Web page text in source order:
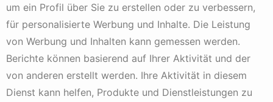
Umsatz des vorherigen Geschäftsjahres vergleichen.
Daraus lässt sich eine prozentuale Veränderung
berechnen.
Umsatz vergangenes Jahr
um ein Profil über Sie zu erstellen oder zu verbessern,
für personalisierte Werbung und Inhalte. Die Leistung
von Werbung und Inhalten kann gemessen werden.
Berichte können basierend auf Ihrer Aktivität und der
von anderen erstellt werden. Ihre Aktivität in diesem
Dienst kann helfen, Produkte und Dienstleistungen zu